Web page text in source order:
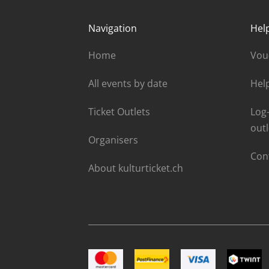
Navigation
Home
All events by date
Ticket Outlets
Organisers
About kulturticket.ch
Image MastercardImage Postfinance
Image VISAImage